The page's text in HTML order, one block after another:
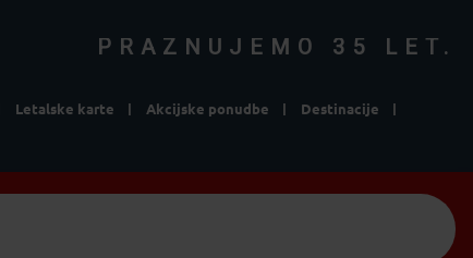
PRAZNUJEMO 35 LET.
Letalske karte Akcijske ponudbe Destinacije
Izberite Odhod/Povratek 2 Odrasla